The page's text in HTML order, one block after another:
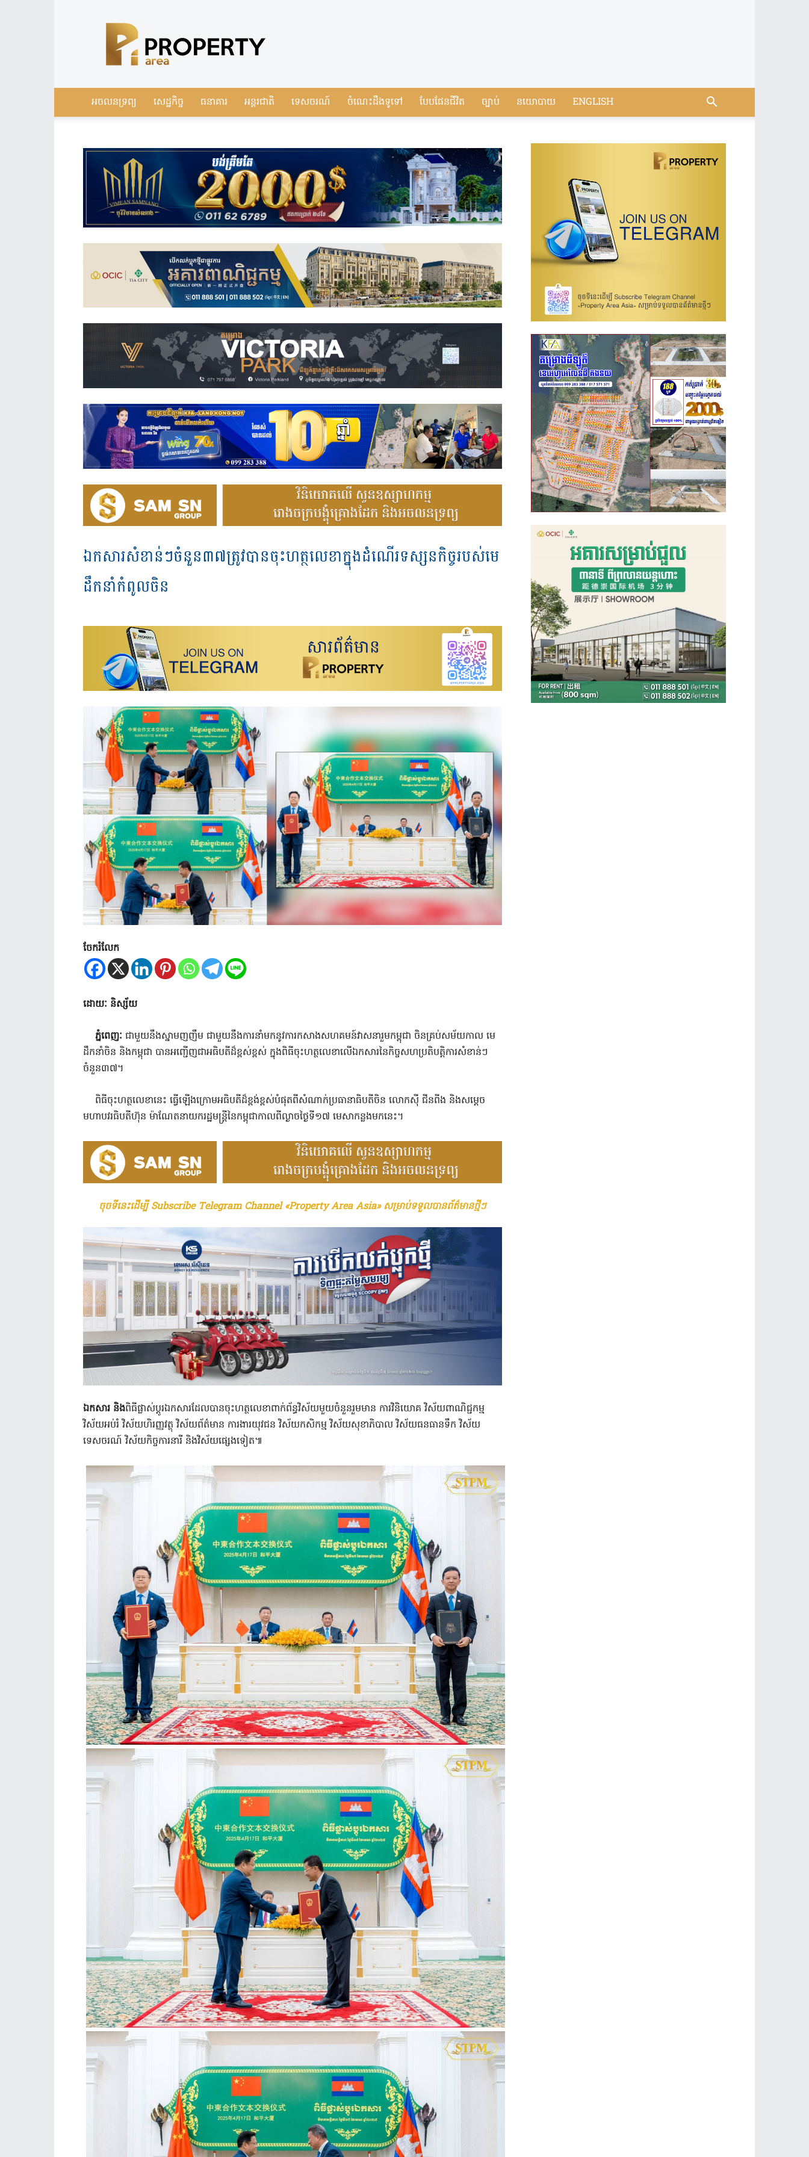
Real
Estate
Cambodia
អចលនទ្រព្យ សេដ្ឋកិច្ច ធនាគារ អន្តរជាតិ ទេសចរណ៍ ចំណេះដឹងទូទៅ បែបផែនជីវិត ច្បាប់ នយោបាយ ENGLISH
ឯកសារសំខាន់ៗចំនួន៣៧ត្រូវបានចុះហត្ថលេខាក្នុងដំណើរទស្សនកិច្ចរបស់មេ
ដឹកនាំកំពូលចិន
ចែករំលែក
ដោយៈ និស្ស័យ
ភ្នំពេញៈ ជាមួយនឹងស្នាមញញឹម ជាមួយនឹងការនាំមកនូវការកសាងសហគមន៍វាសនារួមកម្ពុជា ចិនគ្រប់សម័យកាល មេ
ដឹកនាំចិន និងកម្ពុជា បានអញ្ជើញជាអធិបតីដ៏ខ្ពស់ខ្ពស់ ក្នុងពិធីចុះហត្ថលេខាលើឯកសារនៃកិច្ចសហប្រតិបត្តិការសំខាន់ៗ
ចំនួន៣៧។
ពិធីចុះហត្ថលេខានេះ ធ្វើឡើងក្រោមអធិបតីដ៏ខ្ពង់ខ្ពស់បំផុតពីសំណាក់ប្រធានាធិបតីចិន លោកស៊ី ជីនពីង និងសម្តេច
មហាបវរធិបតីហ៊ុន ម៉ាណែតនាយករដ្ឋមន្រ្តីនៃកម្ពុជាកាលពីល្ងាចថ្ងៃទី១៧ មេសាកន្លងមកនេះ។
ចុចទីនេះដើម្បី Subscribe Telegram Channel «Property Area Asia» សម្រាប់ទទួលបានព័ត៌មានថ្មីៗ
ឯកសារ និងពិធីផ្លាស់ប្តូរឯកសារដែលបានចុះហត្ថលេខាពាក់ព័ន្ធវិស័យមួយចំនួនរួមមាន ការវិនិយោគ វិស័យពាណិជ្ជកម្ម
វិស័យអប់រំ វិស័យហិរញ្ញវត្ថុ វិស័យព័ត៌មាន ការងារយុវជន វិស័យកសិកម្ម វិស័យសុខាភិបាល វិស័យធនធានទឹក វិស័យ
ទេសចរណ៍ វិស័យកិច្ចការនារី និងវិស័យផ្សេងទៀត៕